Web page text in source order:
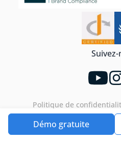
Démo gratuite
Politique de
Tools4ever©2026.